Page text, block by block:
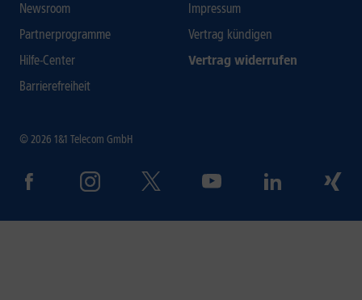
Newsroom
Partnerprogramme
Hilfe-Center
Barrierefreiheit
Impressum
Vertrag kündigen
Vertrag widerrufen
© 2026 1&1 Telecom GmbH